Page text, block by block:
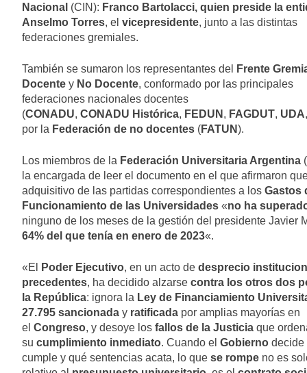
Nacional (CIN): Franco Bartolacci, quien preside la
Anselmo Torres, el vicepresidente, junto a las distintas
federaciones gremiales.
También se sumaron los representantes del
Frente
Docente y No Docente, conformado por las principales
federaciones nacionales docentes
(CONADU, CONADU Histórica, FEDUN , FAGDUT, UDA
por la Federación de no docentes (FATUN).
Los miembros de la Federación Universitaria Argentina (
la encargada de leer el documento en el que afirmaron
adquisitivo de las partidas correspondientes a los Gastos
Funcionamiento de las Universidades «no ha
ninguno de los meses de la gestión del presidente Javier
64% del que tenía en enero de 2023«.
«El Poder Ejecutivo, en un acto de desprecio
precedentes, ha decidido alzarse contra los otros dos
la República: ignora la Ley de Financiamiento
27.795 sancionada y ratificada por amplias mayorías en
el Congreso, y desoye los fallos de la Justicia que
su cumplimiento inmediato. Cuando el Gobierno decide
cumple y qué sentencias acata, lo que se rompe no es